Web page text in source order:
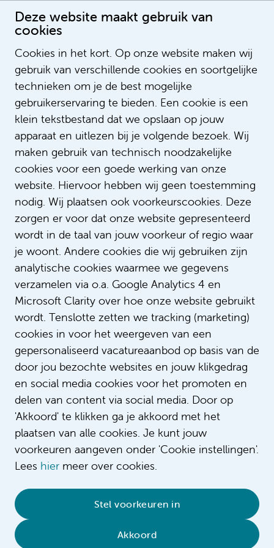
Deze website maakt gebruik van
cookies
Cookies in het kort. Op onze website maken wij
gebruik van verschillende cookies en soortgelijke
technieken om je de best mogelijke
gebruikerservaring te bieden. Een cookie is een
klein tekstbestand dat we opslaan op jouw
apparaat en uitlezen bij je volgende bezoek. Wij
maken gebruik van technisch noodzakelijke
cookies voor een goede werking van onze
website. Hiervoor hebben wij geen toestemming
nodig. Wij plaatsen ook voorkeurscookies. Deze
zorgen er voor dat onze website gepresenteerd
wordt in de taal van jouw voorkeur of regio waar
je woont. Andere cookies die wij gebruiken zijn
analytische cookies waarmee we gegevens
verzamelen via o.a. Google Analytics 4 en
Microsoft Clarity over hoe onze website gebruikt
wordt. Tenslotte zetten we tracking (marketing)
cookies in voor het weergeven van een
gepersonaliseerd vacatureaanbod op basis van de
door jou bezochte websites en jouw klikgedrag
en social media cookies voor het promoten en
delen van content via social media. Door op
'Akkoord' te klikken ga je akkoord met het
plaatsen van alle cookies. Je kunt jouw
voorkeuren aangeven onder 'Cookie instellingen'.
Lees hier meer over cookies.
Stel voorkeuren in
Akkoord
Linda Olthof
Cookieverklaring • Sitemap